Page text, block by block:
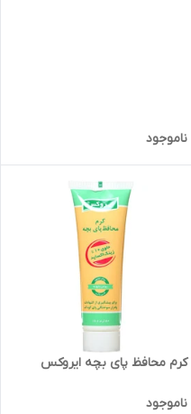
ناموجود
کرم محافظ پای بچه ایروکس
ناموجود